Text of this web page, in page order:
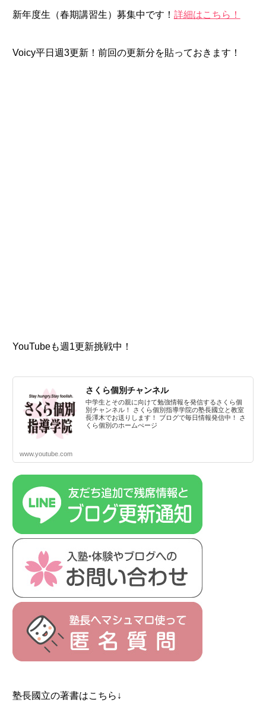
新年度生（春期講習生）募集中です！ 詳細はこちら！
Voicy平日週3更新！前回の更新分を貼っておきます！
YouTubeも週1更新挑戦中！
さくら個別チャンネル
中学生とその親に向けて勉強情報を発信するさくら個
別チャンネル！ さくら個別指導学院の塾長國立と教室
長澤木でお送りします！ ブログで毎日情報発信中！ さ
くら個別のホームぺージ
www.youtube.com
塾長國立の著書はこちら↓